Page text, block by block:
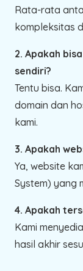
Rata-rata
kompleksitas
2. Apakah
sendiri?
Tentu bisa.
domain dan
kami.
3. Apakah
Ya, website
System) yang
4. Apakah
Kami
hasil akhir